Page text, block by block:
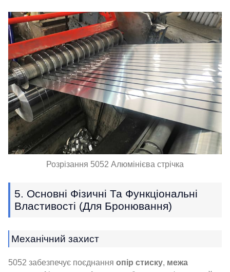
Розрізання 5052 Алюмінієва стрічка
5. Основні Фізичні Та Функціональні
Властивості (для Бронювання)
Механічний захист
5052 забезпечує поєднання опір стиску, межа